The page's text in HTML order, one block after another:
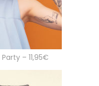
– 11,95€